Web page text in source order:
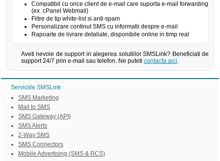
Compatibil cu orice client de e-mail care suporta e-mail forwarding
(ex. cPanel Webmail)
Filtre de tip white-list si anti-spam
Personalizare continut SMS cu informatii despre e-mail
Rapoarte de livrare detaliate, disponibile online in timp real
Aveti nevoie de support in alegerea solutiilor SMSLink? Beneficiati de
support 24/7 prin e-mail sau telefon. Ne puteti contacta aici.
Serviciile SMSLink
SMS Marketing
Mail to SMS
SMS Gateway (API)
SMS Alerts
2-Way SMS
SMS Connectors
Mobile Advertising (SMS & RCS)